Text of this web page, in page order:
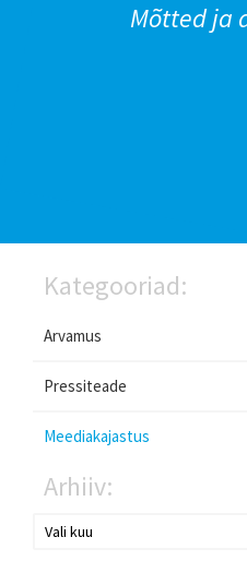
Mõtted ja
Kategooriad:
Arvamus
Pressiteade
Meediakajastus
Arhiiv: